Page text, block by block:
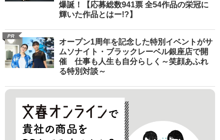
爆誕！【応募総数941票 全54作品の栄冠に
輝いた作品とはー!?】
PR
オープン1周年を記念した特別イベントがサ
ムソナイト・ブラックレーベル銀座店で開
催 仕事も人生も自分らしく～笑顔あふれ
る特別対談～